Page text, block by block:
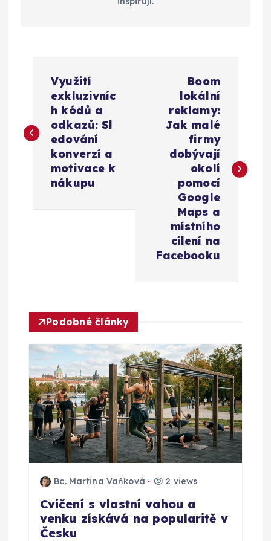
v
p
r
o
p
ř
Využití
exkluzivníc
h kódů a
odkazů: Sl
edování
konverzí a
motivace k
nákupu
Boom
lokální
reklamy:
Jak malé
firmy
dobývají
okolí
pomocí
Google
Maps a
místního
cílení na
Facebooku
Podobné články
Bc. Martina Vaňková 2 views
Cvičení s vlastní vahou a
venku získává na popularitě v
Česku